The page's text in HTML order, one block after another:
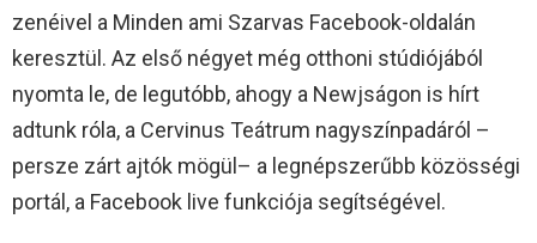
zenéivel a Minden ami Szarvas Facebook-oldalán
keresztül. Az első négyet még otthoni stúdiójából
nyomta le, de legutóbb, ahogy a Newjságon is hírt
adtunk róla, a Cervinus Teátrum nagyszínpadáról –
persze zárt ajtók mögül– a legnépszerűbb közösségi
portál, a Facebook live funkciója segítségével.